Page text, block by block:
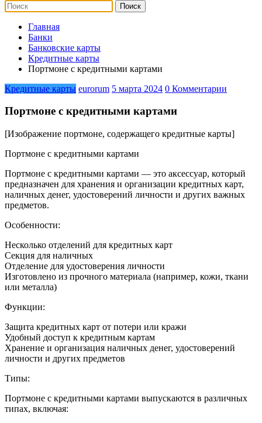
Главная
Банки
Банковские карты
Кредитные карты
Портмоне с кредитными картами
Кредитные карты eurorum 5 марта 2024 0 Комментарии
Портмоне с кредитными картами
[Изображение портмоне, содержащего кредитные карты]
Портмоне с кредитными картами
Портмоне с кредитными картами — это аксессуар, который
предназначен для хранения и организации кредитных карт,
наличных денег, удостоверений личности и других важных
предметов.
Особенности:
Несколько отделений для кредитных карт
Секция для наличных
Отделение для удостоверения личности
Изготовлено из прочного материала (например, кожи, ткани
или металла)
Функции:
Защита кредитных карт от потери или кражи
Удобный доступ к кредитным картам
Хранение и организация наличных денег, удостоверений
личности и других предметов
Типы:
Портмоне с кредитными картами выпускаются в различных
типах, включая: